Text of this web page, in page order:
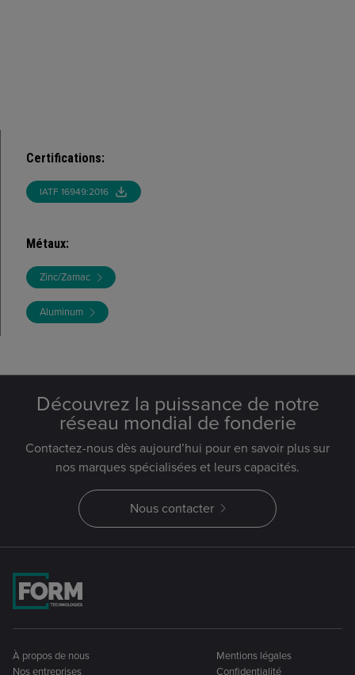
Certifications:
IATF 16949:2016
Métaux:
Zinc/Zamac
Aluminum
Découvrez la puissance de notre
réseau mondial de fonderie
Contactez-nous dès aujourd’hui pour en savoir plus sur
nos marques spécialisées et leurs capacités.
Nous contacter
À propos de nous
Nos entreprises
Mentions légales
Confidentialité